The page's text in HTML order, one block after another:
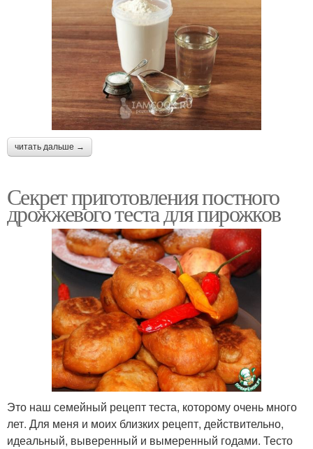
читать дальше →
Секрет приготовления постного
дрожжевого теста для пирожков
Это наш семейный рецепт теста, которому очень много
лет. Для меня и моих близких рецепт, действительно,
идеальный, выверенный и вымеренный годами. Тесто